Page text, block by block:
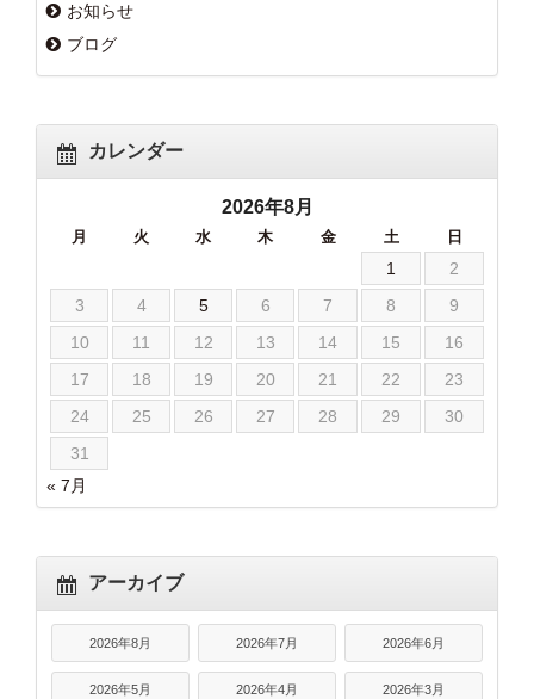
お知らせ
ブログ
カレンダー
2026年8月
月 火 水 木 金 土 日
1
2
3
4 5 6 7 8
9
10
11 12 13 14 15
16
17
18 19 20 21 22
23
24
25 26 27 28 29
30
31
« 7月
アーカイブ
2026年8月 2026年7月 2026年6月
2026年5月 2026年4月 2026年3月